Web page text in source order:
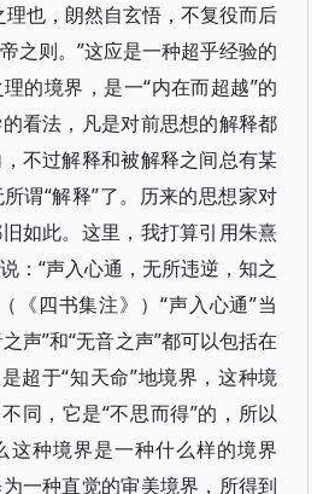
理也，朗然自玄悟，不复役而后
之则。”这应是一种超乎经验的
的境界，是一“内在而超越”的
看法，凡是对前思想的解释都
不过解释和被解释之间总有某
谓“解释”了。历来的思想家对
如此。这里，我打算引用朱熹
：“声入心通，无所违逆，知之
《四书集注》）“声入心通”当
声”和“无音之声”都可以包括在
超于“知天命”地境界，这种境
同，它是“不思而得”的，所以
这种境界是一种什么样的境界
一种直觉的审美境界，所得到